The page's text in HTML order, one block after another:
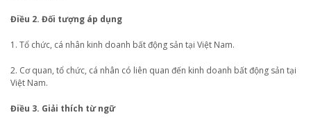
Điều 2. Đối tượng áp dụng
1. Tổ chức, cá nhân kinh doanh bất động sản tại Việt Nam.
2. Cơ quan, tổ chức, cá nhân có liên quan đến kinh doanh bất động sản tại
Việt Nam.
Điều 3. Giải thích từ ngữ